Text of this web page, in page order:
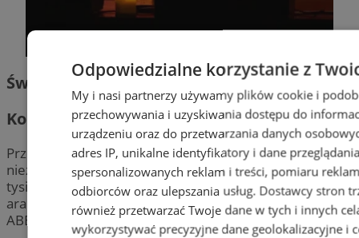
Świętochłowice
Koncert przy świecach: ABBA i Queen
Przenieś się do świata magii i muzyki podczas
niezwykłego wieczoru. W atmosferze rozświetlonej
tysiącem migoczących świec wybrzmią instrumentalne
aranżacje największych hitów dwóch legend muzyki –
ABBY i Queen.
Odpowiedzialne korzystanie z
My i nasi partnerzy używamy plików cookie i
przechowywania i uzyskiwania dostępu do
urządzeniu oraz do przetwarzania danych
adres IP, unikalne identyfikatory i dane
spersonalizowanych reklam i treści, pomiaru
odbiorców oraz ulepszania usług. Dostawcy stron
również przetwarzać Twoje dane w tych i innych
wykorzystywać precyzyjne dane geolokalizacyjne i